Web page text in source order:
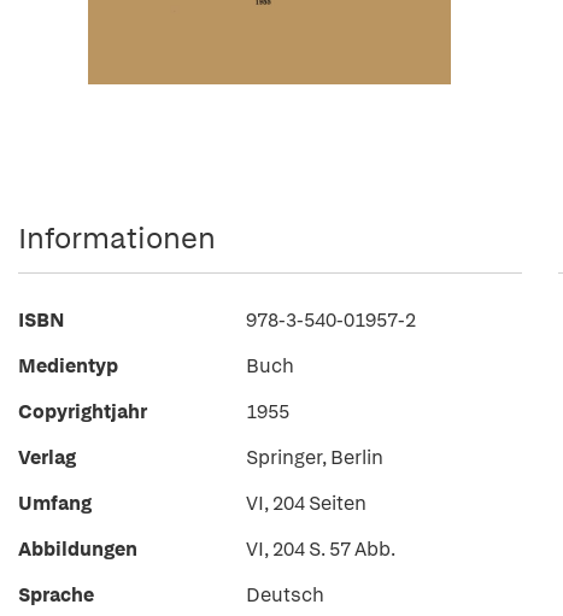
Informationen
ISBN
978-3-540-01957-2
Medientyp
Buch
Copyrightjahr
1955
Verlag
Springer, Berlin
Umfang
VI, 204 Seiten
Abbildungen
VI, 204 S. 57 Abb.
Sprache
Deutsch